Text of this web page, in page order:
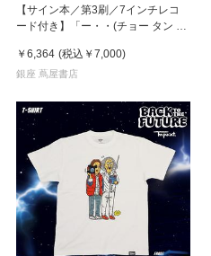
【サイン本／第3刷／7インチレコ
ード付き】「ー・・(チョー タン タ
￥6,364 (税込 ￥7,000)
銀座 蔦屋書店